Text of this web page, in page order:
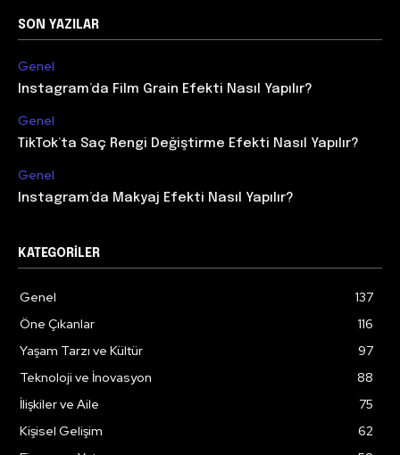
SON YAZILAR
Genel
Instagram’da Film Grain Efekti Nasıl Yapılır?
Genel
TikTok’ta Saç Rengi Değiştirme Efekti Nasıl Yapılır?
Genel
Instagram’da Makyaj Efekti Nasıl Yapılır?
KATEGORILER
Genel
137
Öne Çıkanlar
116
Yaşam Tarzı ve Kültür
97
Teknoloji ve İnovasyon
88
İlişkiler ve Aile
75
Kişisel Gelişim
62